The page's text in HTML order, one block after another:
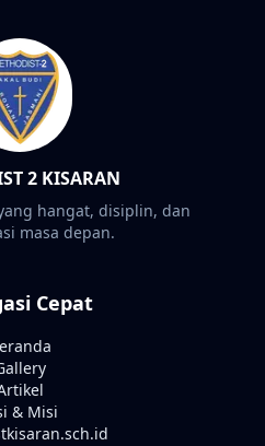
2 KISARAN
hangat, disiplin, dan
masa depan.
Cepat
& Misi